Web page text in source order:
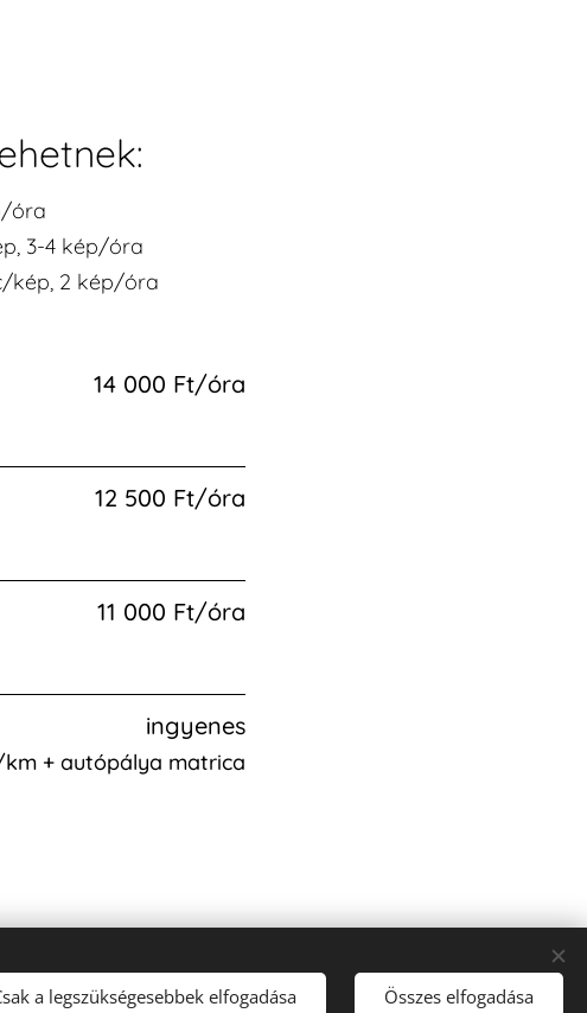
óra
3-4 kép/óra
kép, 2 kép/óra
14 000 Ft/óra
12 500 Ft/óra
11 000 Ft/óra
ingyenes
km + autópálya matrica
a legszükségesebbek elfogadása Összes elfogadása